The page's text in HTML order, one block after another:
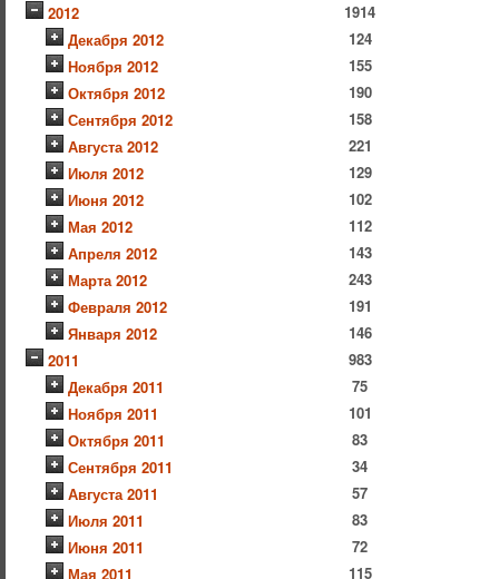
2012
1914
Декабря 2012
124
Ноября 2012
155
Октября 2012
190
Сентября 2012
158
Августа 2012
221
Июля 2012
129
Июня 2012
102
Мая 2012
112
Апреля 2012
143
Марта 2012
243
Февраля 2012
191
Января 2012
146
2011
983
Декабря 2011
75
Ноября 2011
101
Октября 2011
83
Сентября 2011
34
Августа 2011
57
Июля 2011
83
Июня 2011
72
Мая 2011
115